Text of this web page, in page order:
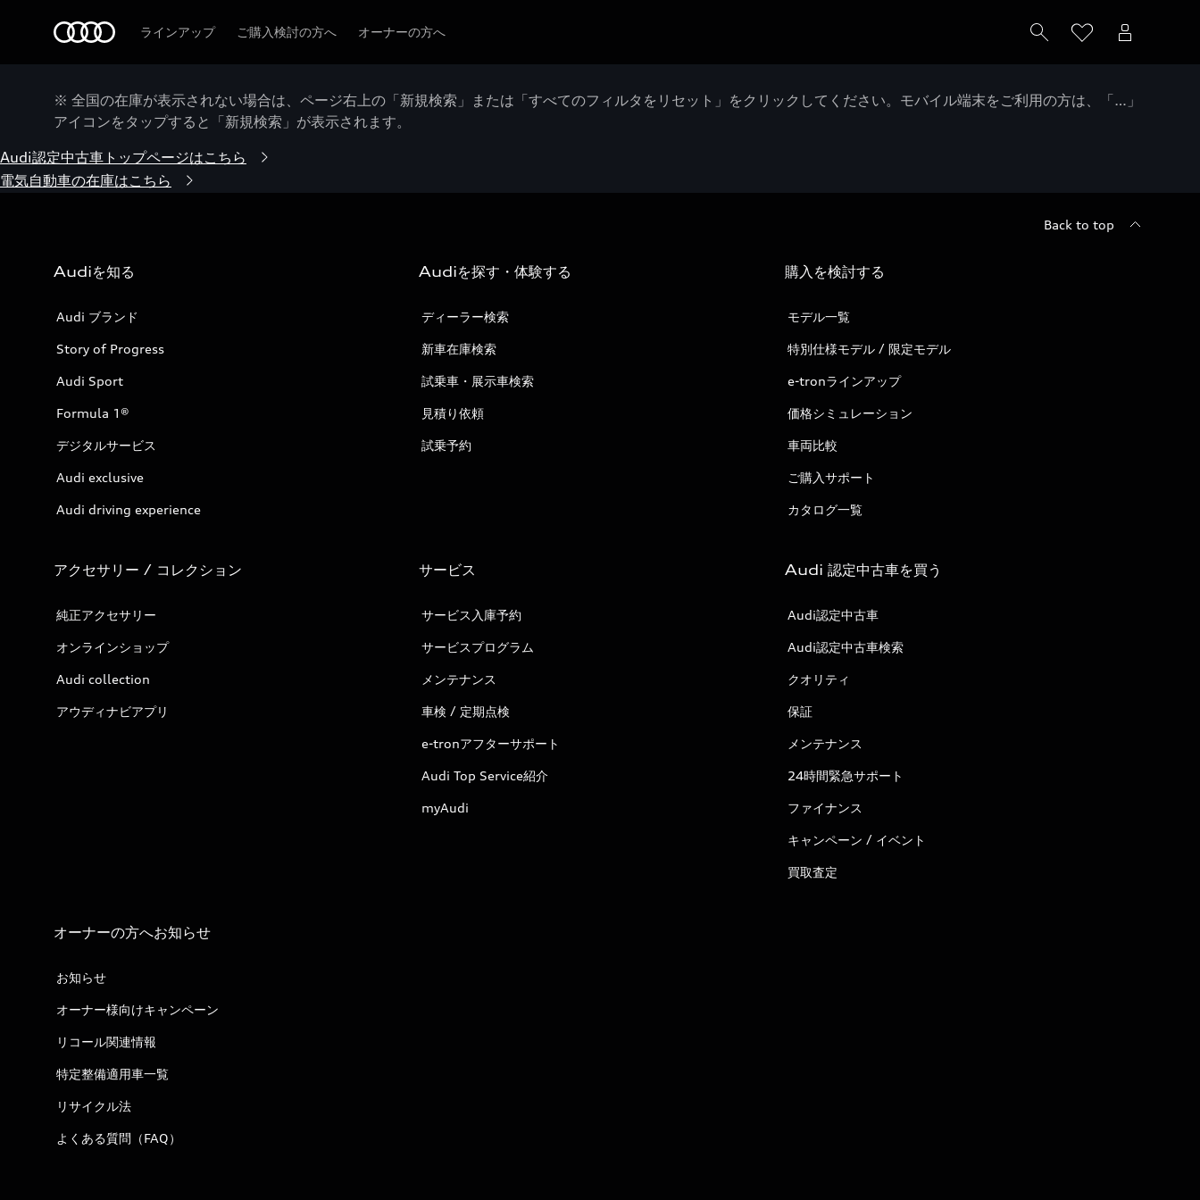
ラインアップ ご購入検討の方へ オーナーの方へ
※ 全国の在庫が表示されない場合は、ページ右上の「新規検索」または「すべてのフィルタをリセット」をクリックしてください。モバイル端末をご利用の方は、「…」
アイコンをタップすると「新規検索」が表示されます。
Audi認定中古車トップページはこちら
電気自動車の在庫はこちら
Back to top
Audiを知る
Audi ブランド
Story of Progress
Audi Sport
Formula 1®
デジタルサービス
Audi exclusive
Audi driving experience
Audiを探す・体験する
ディーラー検索
新車在庫検索
試乗車・展示車検索
見積り依頼
試乗予約
購入を検討する
モデル一覧
特別仕様モデル / 限定モデル
e-tronラインアップ
価格シミュレーション
車両比較
ご購入サポート
カタログ一覧
アクセサリー / コレクション
純正アクセサリー
オンラインショップ
Audi collection
アウディナビアプリ
サービス
サービス入庫予約
サービスプログラム
メンテナンス
車検 / 定期点検
e-tronアフターサポート
Audi Top Service紹介
myAudi
Audi 認定中古車を買う
Audi認定中古車
Audi認定中古車検索
クオリティ
保証
メンテナンス
24時間緊急サポート
ファイナンス
キャンペーン / イベント
買取査定
オーナーの方へお知らせ
お知らせ
オーナー様向けキャンペーン
リコール関連情報
特定整備適用車一覧
リサイクル法
よくある質問（FAQ）